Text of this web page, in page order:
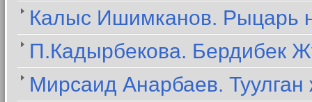
Калыс Ишимканов. Рыцарь
П.Кадырбекова. Бердибек
Мирсаид Анарбаев. Туулган